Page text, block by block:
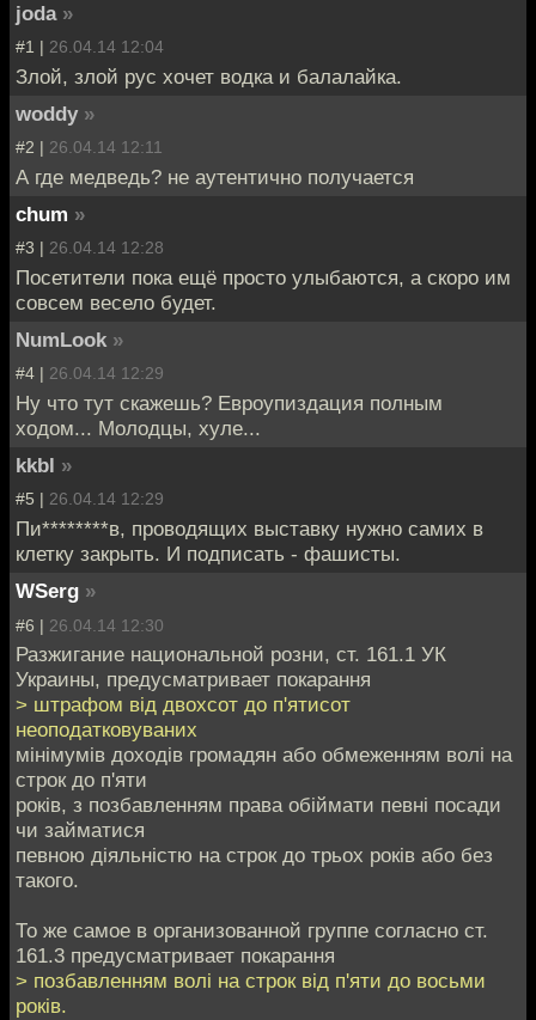
joda »
#1 | 26.04.14 12:04
Злой, злой рус хочет водка и балалайка.
woddy »
#2 | 26.04.14 12:11
А где медведь? не аутентично получается
chum »
#3 | 26.04.14 12:28
Посетители пока ещё просто улыбаются, а скоро им
совсем весело будет.
NumLook »
#4 | 26.04.14 12:29
Ну что тут скажешь? Евроупиздация полным
ходом... Молодцы, хуле...
kkbl »
#5 | 26.04.14 12:29
Пи********в, проводящих выставку нужно самих в
клетку закрыть. И подписать - фашисты.
WSerg »
#6 | 26.04.14 12:30
Разжигание национальной розни, ст. 161.1 УК
Украины, предусматривает покарання
> штрафом від двохсот до п'ятисот
неоподатковуваних
мінімумів доходів громадян або обмеженням волі на
строк до п'яти
років, з позбавленням права обіймати певні посади
чи займатися
певною діяльністю на строк до трьох років або без
такого.
То же самое в организованной группе согласно ст.
161.3 предусматривает покарання
> позбавленням волі на строк від п'яти до восьми
років.